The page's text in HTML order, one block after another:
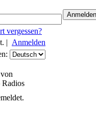
vergessen?
| Anmelden
Radios